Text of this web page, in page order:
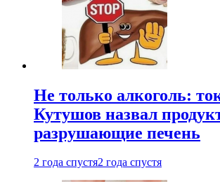
Не только алкоголь:
Кутушов назвал
разрушающие печень
2 года спустя2 года спустя